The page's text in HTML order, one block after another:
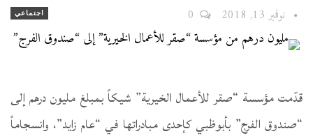
اجتماعي نوفمبر 13, 2018
قدّمت مؤسسة “صقر للأعمال الخيرية” شيكاً بمبلغ مليون درهم إلى
“صندوق الفرج” بأبوظبي كإحدى مبادراتها في “عام زايد”، وانسجاماً